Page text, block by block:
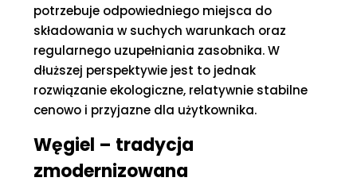
potrzebuje odpowiedniego miejsca do
składowania w suchych warunkach oraz
regularnego uzupełniania zasobnika. W
dłuższej perspektywie jest to jednak
rozwiązanie ekologiczne, relatywnie stabilne
cenowo i przyjazne dla użytkownika.
Węgiel – tradycja
zmodernizowana